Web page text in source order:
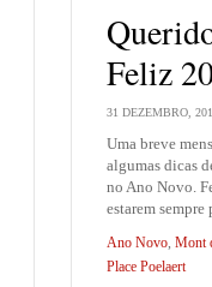
Feliz
31 DEZEMBRO,
Uma breve
algumas dicas
no Ano Novo.
estarem
Ano Novo, Mont
Place Poelaert